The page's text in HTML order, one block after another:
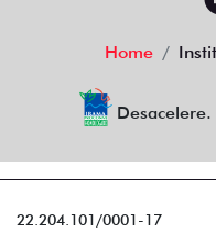
Home
22.204.101/0001-17